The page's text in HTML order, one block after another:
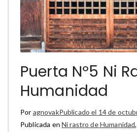
Puerta Nº5 Ni
Humanidad
Por agnovakPublicado el 14 de
Publicada en Ni rastro de Humanidad,